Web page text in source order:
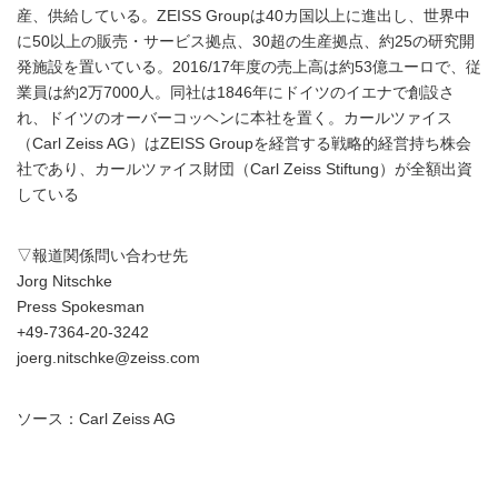
産、供給している。ZEISS Groupは40カ国以上に進出し、世界中
に50以上の販売・サービス拠点、30超の生産拠点、約25の研究開
発施設を置いている。2016/17年度の売上高は約53億ユーロで、従
業員は約2万7000人。同社は1846年にドイツのイエナで創設さ
れ、ドイツのオーバーコッヘンに本社を置く。カールツァイス
（Carl Zeiss AG）はZEISS Groupを経営する戦略的経営持ち株会
社であり、カールツァイス財団（Carl Zeiss Stiftung）が全額出資
している
▽報道関係問い合わせ先
Jorg Nitschke
Press Spokesman
+49-7364-20-3242
joerg.nitschke@zeiss.com
ソース：Carl Zeiss AG